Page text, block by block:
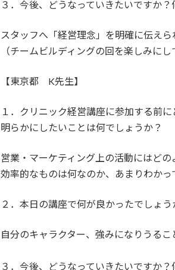
３．今後、どうなっていきたいですか
スタッフへ「経営理念」を明確に伝え
（チームビルディングの回を楽しみに
【東京都 K先生】
１．クリニック経営講座に参加する前
明らかにしたいことは何でしょうか？
営業・マーケティング上の活動にはど
効率的なものは何なのか、あまりわかっ
２．本日の講座で何が良かったでしょ
自分のキャラクター、強みになりうる
３．今後、どうなっていきたいですか